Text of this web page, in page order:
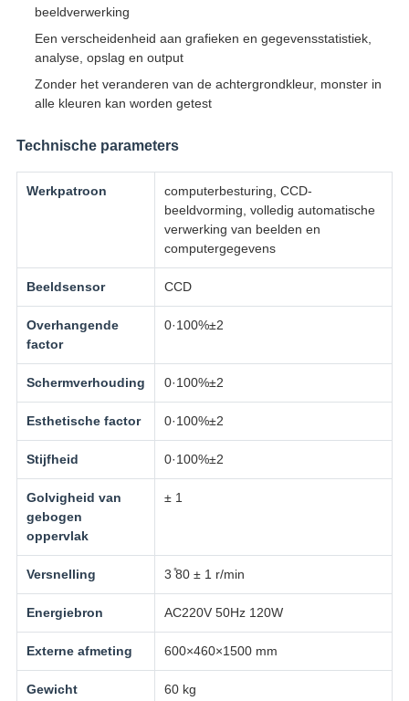
beeldverwerking
Een verscheidenheid aan grafieken en gegevensstatistiek,
analyse, opslag en output
Zonder het veranderen van de achtergrondkleur, monster in
alle kleuren kan worden getest
Technische parameters
Werkpatroon
computerbesturing, CCD-
beeldvorming, volledig automatische
verwerking van beelden en
computergegevens
Beeldsensor CCD
Overhangende
factor
0·100%±2
Schermverhouding 0·100%±2
Esthetische factor 0·100%±2
Stijfheid 0·100%±2
Golvigheid van
gebogen
oppervlak
± 1
Versnelling 3 ̊80 ± 1 r/min
Energiebron AC220V 50Hz 120W
Externe afmeting 600×460×1500 mm
Gewicht 60 kg